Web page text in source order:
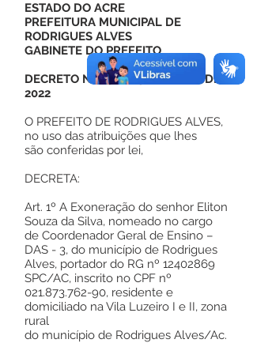
ESTADO DO ACRE
PREFEITURA MUNICIPAL DE
RODRIGUES ALVES
GABINETE DO PREFEITO
DECRETO Nº 83, DE 31 DE MAIO DE
2022
O PREFEITO DE RODRIGUES ALVES,
no uso das atribuições que lhes
são conferidas por lei,
DECRETA:
Art. 1º A Exoneração do senhor Eliton
Souza da Silva, nomeado no cargo
de Coordenador Geral de Ensino –
DAS - 3, do município de Rodrigues
Alves, portador do RG nº 12402869
SPC/AC, inscrito no CPF nº
021.873.762-90, residente e
domiciliado na Vila Luzeiro I e II, zona
rural
do município de Rodrigues Alves/Ac.